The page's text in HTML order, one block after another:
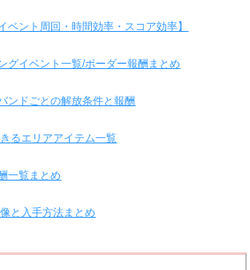
ベント周回・時間効率・スコア効率】
グイベント一覧/ボーダー報酬まとめ
ンドごとの解放条件と報酬
るエリアアイテム一覧
一覧まとめ
と入手方法まとめ